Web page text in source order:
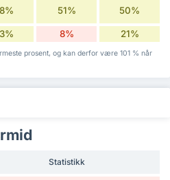
51% 50%
8% 21%
prosent, og kan derfor være 101 % når
Statistikk